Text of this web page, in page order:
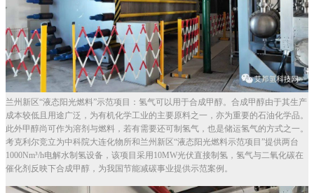
兰州新区“液态阳光燃料”示范项目：氢气可以用于合成甲醇。合成甲醇由于其生产
成本较低且用途广泛，为有机化学工业的主要原料之一，亦为重要的石油化学品。
此外甲醇尚可作为溶剂与燃料，若有需要还可制氢气，也是储运氢气的方式之一。
考克利尔竞立为中科院大连化物所和兰州新区“液态阳光燃料示范项目”提供两台
1000Nm³/h电解水制氢设备，该项目采用10MW光伏直接制氢，氢气与二氧化碳在
催化剂反映下合成甲醇，为我国节能减碳事业提供示范案例。